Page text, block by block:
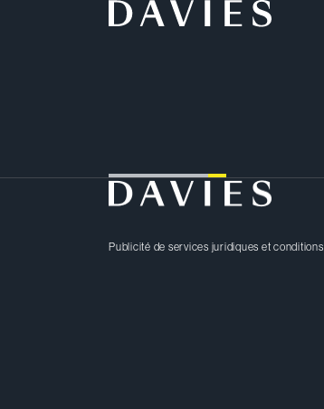
Loading...
Publicité de services juridiques et conditions